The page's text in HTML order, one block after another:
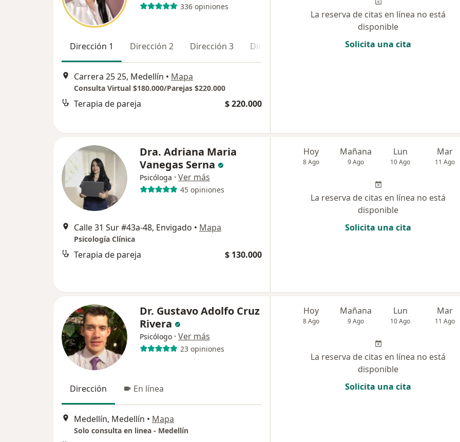
336 opiniones
Dirección 1 Dirección 2 Dirección 3 Dirección 4 Dirección 5 En línea
Carrera 25 25, Medellín • Mapa
Consulta Virtual $180.000/Parejas $220.000
Terapia de pareja $ 220.000
La reserva de citas en línea no está
disponible
Solicita una cita
Dra. Adriana Maria
Vanegas Serna
Psicóloga · Ver más
45 opiniones
Calle 31 Sur #43a-48, Envigado • Mapa
Psicología Clínica
Terapia de pareja $ 130.000
Hoy
8 Ago
Mañana
9 Ago
Lun
10 Ago
Mar
11 Ago
La reserva de citas en línea no está
disponible
Solicita una cita
Dr. Gustavo Adolfo Cruz
Rivera
Psicólogo · Ver más
23 opiniones
Dirección En línea
Medellín, Medellín • Mapa
Solo consulta en linea - Medellín
Hoy
8 Ago
Mañana
9 Ago
Lun
10 Ago
Mar
11 Ago
La reserva de citas en línea no está
disponible
Solicita una cita